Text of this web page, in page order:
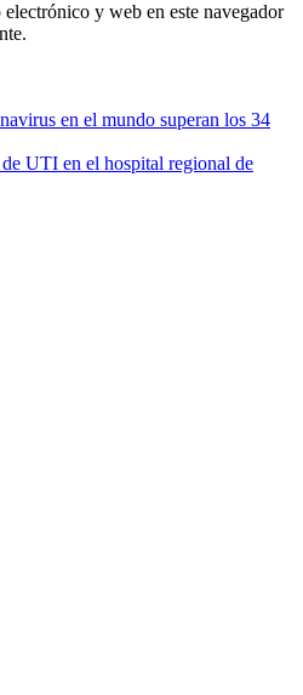
y web en este navegador
en el mundo superan los 34
UTI en el hospital regional de